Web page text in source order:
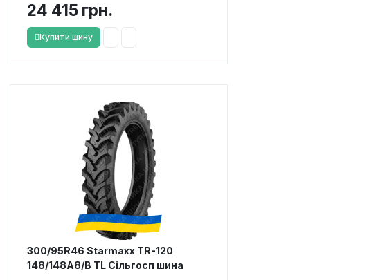
24 415 грн.
Купити шину
300/95R46 Starmaxx TR-120
148/148A8/B TL Сільгосп шина